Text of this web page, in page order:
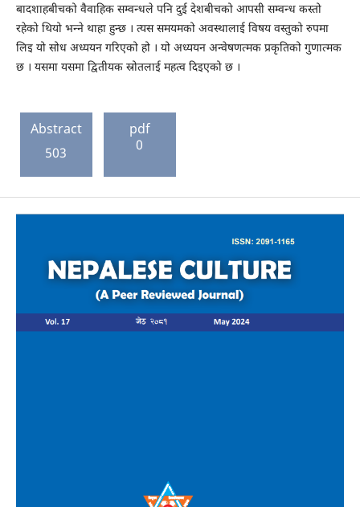
बादशाहबीचको वैवाहिक सम्वन्धले पनि दुई देशबीचको आपसी सम्वन्ध कस्तो
रहेको थियो भन्ने थाहा हुन्छ । त्यस समयमको अवस्थालाई विषय वस्तुको रुपमा
लिइ यो सोध अध्ययन गरिएको हो । यो अध्ययन अन्वेषणत्मक प्रकृतिको गुणात्मक
छ । यसमा यसमा द्वितीयक स्रोतलाई महत्व दिइएको छ ।
Abstract
503
pdf
0